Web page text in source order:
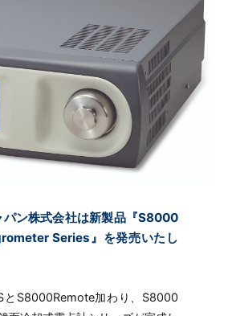
パン株式会社は新製品『S8000
Series』を発売いたし
とS8000Remote加わり、S8000